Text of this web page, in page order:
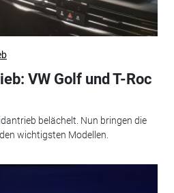
VW Golf und T-Roc
belächelt. Nun bringen die
wichtigsten Modellen.